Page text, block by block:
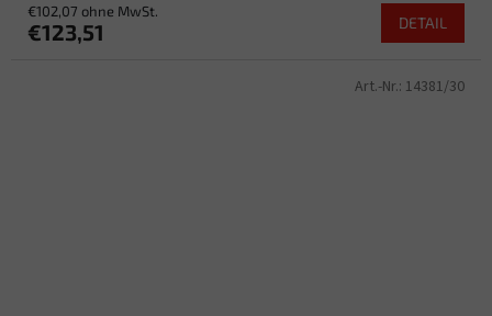
€102,07 ohne MwSt.
€123,51 DETAIL
Art.-Nr.: 14381/30